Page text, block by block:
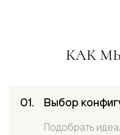
КАК
Выбор
Подобрать